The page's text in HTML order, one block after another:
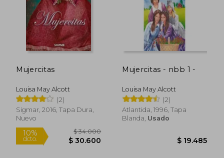
Mujercitas
Louisa May Alcott
(2)
Sigmar, 2016, Tapa Dura,
Nuevo
Mujercitas - nbb 1 -
Louisa May Alcott
(2)
Atlantida, 1996, Tapa
Blanda, Usado